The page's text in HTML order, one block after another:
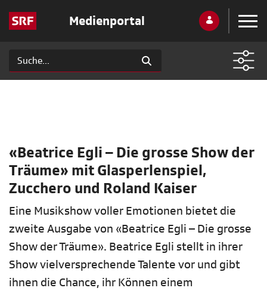
Medienportal
«Beatrice Egli – Die grosse Show der
Träume» mit Glasperlenspiel,
Zucchero und Roland Kaiser
Eine Musikshow voller Emotionen bietet die
zweite Ausgabe von «Beatrice Egli – Die grosse
Show der Träume». Beatrice Egli stellt in ihrer
Show vielversprechende Talente vor und gibt
ihnen die Chance, ihr Können einem